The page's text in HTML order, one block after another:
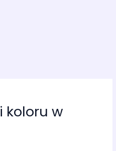
koloru w